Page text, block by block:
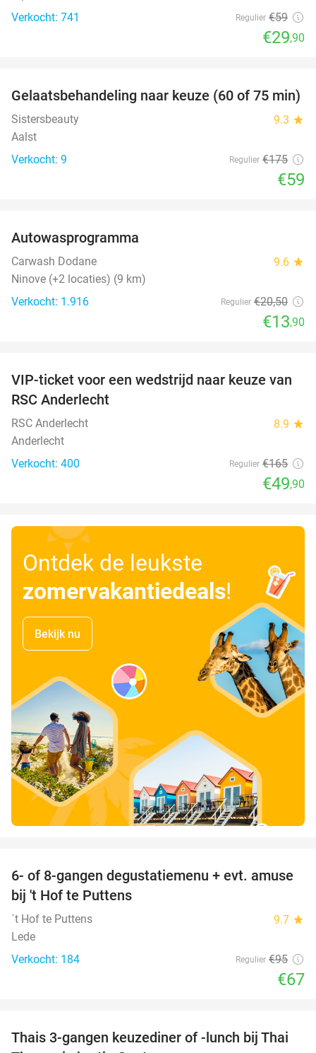
Verkocht: 741
Regulier €59
€29,90
66%
Gelaatsbehandeling naar keuze (60 of 75 min)
Sistersbeauty 9.3 star
Aalst
Verkocht: 9
Regulier €175
€59
Autowasprogramma
Carwash Dodane 9.6 star
Ninove (+2 locaties) (9 km)
Verkocht: 1.916
Regulier €20,50
€13,90
70%
OUT
VIP-ticket voor een wedstrijd naar keuze van
RSC Anderlecht
RSC Anderlecht 8.9 star
Anderlecht
Verkocht: 400
Regulier €165
€49,90
Ontdek de leukste
zomervakantiedeals!
Bekijk nu
29%
6- of 8-gangen degustatiemenu + evt. amuse
bij 't Hof te Puttens
´t Hof te Puttens 9.7 star
Lede
Verkocht: 184
Regulier €95
€67
36%
Thais 3-gangen keuzediner of -lunch bij Thai